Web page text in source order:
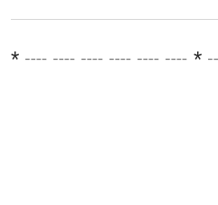
* ┈ ┈ ┈ ┈ ┈ ┈ *